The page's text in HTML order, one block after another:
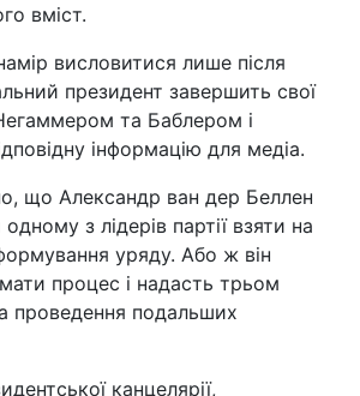
вміст.
висловитися лише після
президент завершить свої
та Баблером і
інформацію для медіа.
що Александр ван дер Беллен
з лідерів партії взяти на
уряду. Або ж він
процес і надасть трьом
проведення подальших
канцелярії,